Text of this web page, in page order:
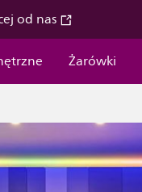
od nas
Żarówki